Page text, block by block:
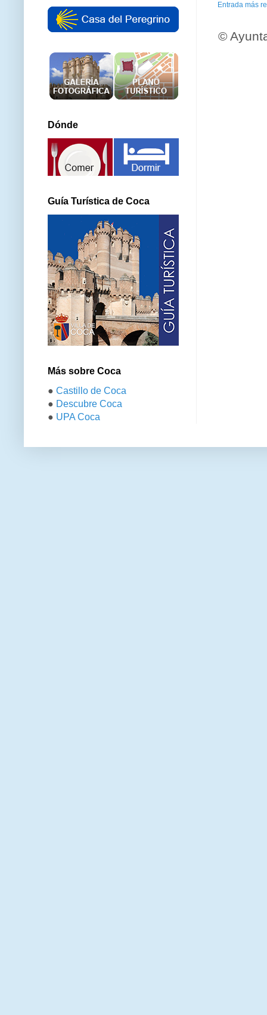
Entrada más
©
Dónde
Guía Turística de Coca
Más sobre Coca
● Castillo de Coca
● Descubre Coca
● UPA Coca